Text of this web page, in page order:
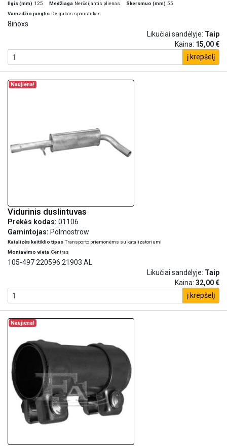
Ilgis (mm) 125 Medžiaga Nerūdijantis plienas Skersmuo (mm) 55
Vamzdžio jungtis Dvigubas spaustukas
8inoxs
Likučiai sandėlyje: Taip
Kaina: 15,00 €
į krepšelį
Naujiena!
Vidurinis duslintuvas
Prekės kodas: 01106
Gamintojas: Polmostrow
Katalizės keitiklio tipas Transporto priemonėms su katalizatoriumi
Montavimo vieta Centras
105-497 220596 21903 AL
Likučiai sandėlyje: Taip
Kaina: 32,00 €
į krepšelį
Naujiena!